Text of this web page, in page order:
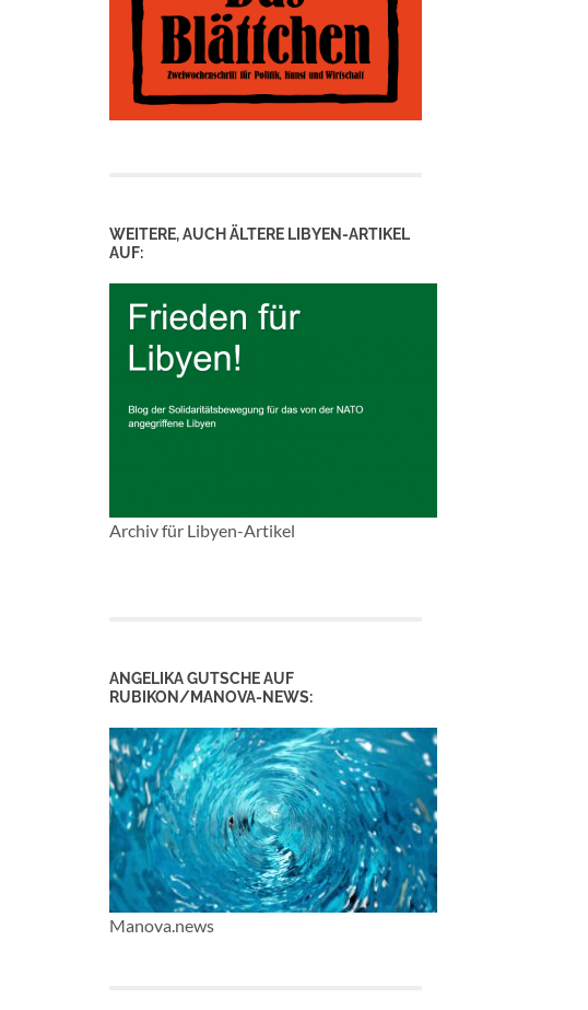
WEITERE, AUCH ÄLTERE LIBYEN-ARTIKEL
AUF:
Archiv für Libyen-Artikel
ANGELIKA GUTSCHE AUF
RUBIKON/MANOVA-NEWS:
Manova.news